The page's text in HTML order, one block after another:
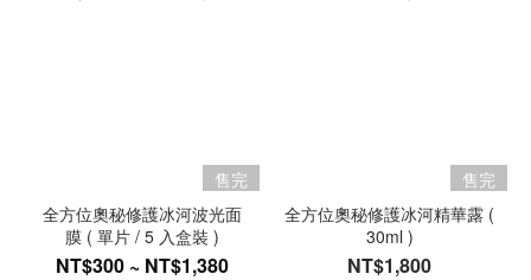
售完
全方位奧秘修護冰河波光面
膜 ( 單片 / 5 入盒裝 )
NT$300 ~ NT$1,380
售完
全方位奧秘修護冰河精華露 (
30ml )
NT$1,800